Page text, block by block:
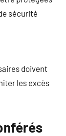
sécurité
doivent
les excès